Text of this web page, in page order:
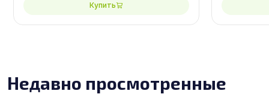
Купить
Недавно просмотренные